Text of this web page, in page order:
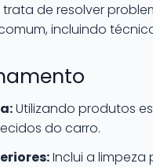
de resolver
incluindo
Utilizando produtos
do carro.
Inclui a